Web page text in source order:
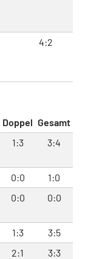
4:2
Doppel Gesamt
1:3 3:4
0:0
1:0
0:0 0:0
1:3
3:5
2:1
3:3